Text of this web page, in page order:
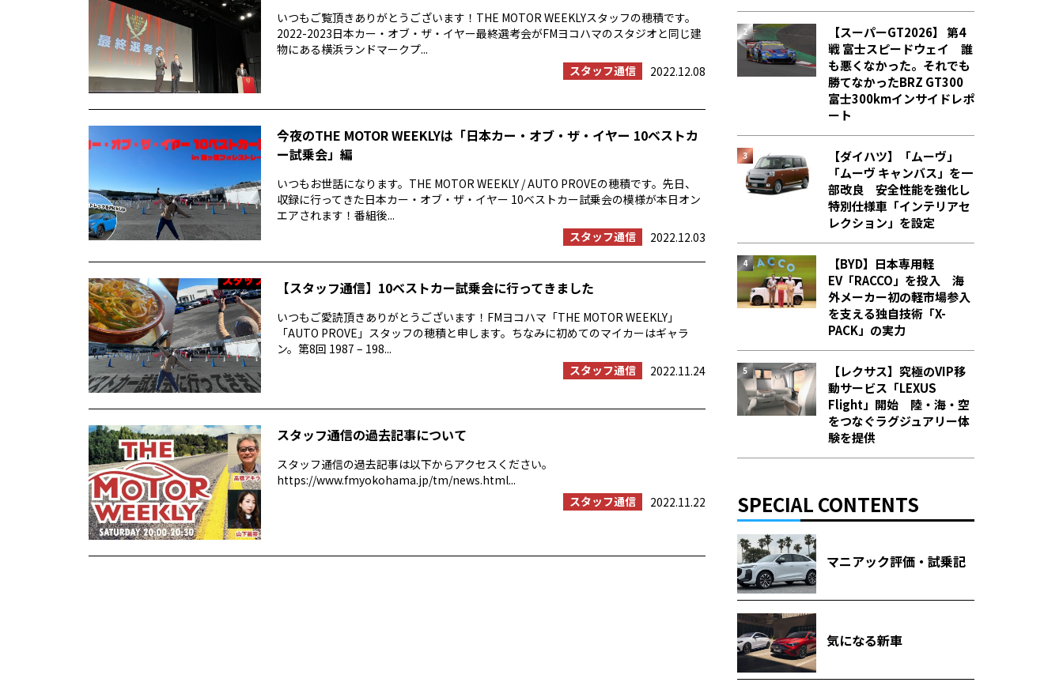
いつもご覧頂きありがとうございます！THE MOTOR WEEKLYスタッフの穂積です。
2022-2023日本カー・オブ・ザ・イヤー最終選考会がFMヨコハマのスタジオと同じ建
物にある横浜ランドマークプ...
スタッフ通信
2022.12.08
今夜のTHE MOTOR WEEKLYは「日本カー・オブ・ザ・イヤー 10ベストカ
ー試乗会」編
いつもお世話になります。THE MOTOR WEEKLY / AUTO PROVEの穂積です。先日、
収録に行ってきた日本カー・オブ・ザ・イヤー 10ベストカー試乗会の模様が本日オン
エアされます！番組後...
スタッフ通信
2022.12.03
【スタッフ通信】10ベストカー試乗会に行ってきました
いつもご愛読頂きありがとうございます！FMヨコハマ「THE MOTOR WEEKLY」
「AUTO PROVE」スタッフの穂積と申します。ちなみに初めてのマイカーはギャラ
ン。第8回 1987 – 198...
スタッフ通信
2022.11.24
スタッフ通信の過去記事について
スタッフ通信の過去記事は以下からアクセスください。
https://www.fmyokohama.jp/tm/news.html...
スタッフ通信
2022.11.22
【スーパーGT2026】 第4
戦 富士スピードウェイ 誰
も悪くなかった。それでも
勝てなかった――BRZ GT300
富士300kmインサイドレポ
ート
【ダイハツ】「ムーヴ」
「ムーヴ キャンバス」を一
部改良 安全性能を強化し
特別仕様車「インテリアセ
レクション」を設定
【BYD】日本専用軽
EV「RACCO」を投入 海
外メーカー初の軽市場参入
を支える独自技術「X-
PACK」の実力
【レクサス】究極のVIP移
動サービス「LEXUS
Flight」開始 陸・海・空
をつなぐラグジュアリー体
験を提供
SPECIAL CONTENTS
マニアック評価・試乗記
気になる新車